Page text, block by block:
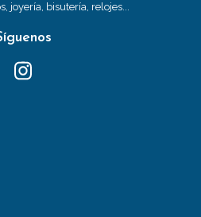
joyería, bisutería, relojes...